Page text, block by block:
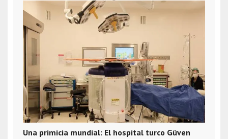
Una primicia mundial: El hospital turco Güven